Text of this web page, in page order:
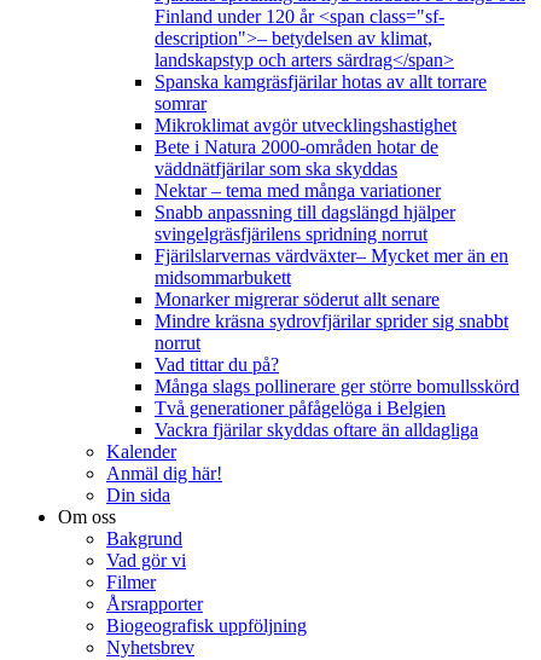
Finland under 120 år <span class="sf-
description">– betydelsen av klimat,
landskapstyp och arters särdrag</span>
Spanska kamgräsfjärilar hotas av allt torrare
somrar
Mikroklimat avgör utvecklingshastighet
Bete i Natura 2000-områden hotar de
väddnätfjärilar som ska skyddas
Nektar – tema med många variationer
Snabb anpassning till dagslängd hjälper
svingelgräsfjärilens spridning norrut
Fjärilslarvernas värdväxter– Mycket mer än en
midsommarbukett
Monarker migrerar söderut allt senare
Mindre kräsna sydrovfjärilar sprider sig snabbt
norrut
Vad tittar du på?
Många slags pollinerare ger större bomullsskörd
Två generationer påfågelöga i Belgien
Vackra fjärilar skyddas oftare än alldagliga
Kalender
Anmäl dig här!
Din sida
Om oss
Bakgrund
Vad gör vi
Filmer
Årsrapporter
Biogeografisk uppföljning
Nyhetsbrev